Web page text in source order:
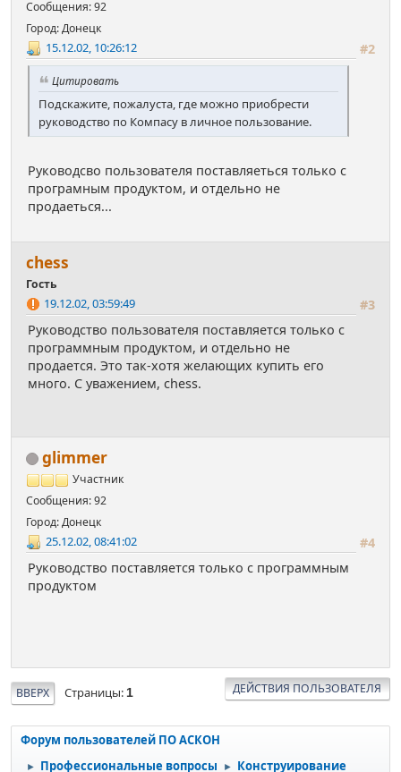
Сообщения: 92
Город: Донецк
#2
15.12.02, 10:26:12
Цитировать
Подскажите, пожалуста, где можно приобрести
руководство по Компасу в личное пользование.
Руководсво пользователя поставляеться только с
програмным продуктом, и отдельно не
продаеться...
chess
Гость
#3
19.12.02, 03:59:49
Руководство пользователя поставляется только с
программным продуктом, и отдельно не
продается. Это так-хотя желающих купить его
много. С уважением, chess.
glimmer
Участник
Сообщения: 92
Город: Донецк
#4
25.12.02, 08:41:02
Руководство поставляется только с программным
продуктом
ВВЕРХ Страницы 1 ДЕЙСТВИЯ ПОЛЬЗОВАТЕЛЯ
Форум пользователей ПО АСКОН
► Профессиональные вопросы ► Конструирование